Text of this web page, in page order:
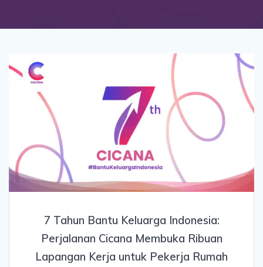
7 Tahun Bantu Keluarga Indonesia:
Perjalanan Cicana Membuka Ribuan
Lapangan Kerja untuk Pekerja Rumah